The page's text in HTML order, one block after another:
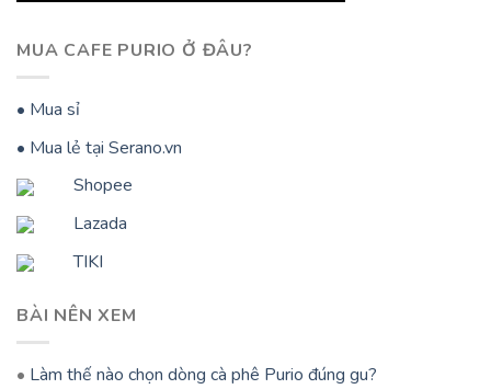
MUA CAFE PURIO Ở ĐÂU?
• Mua sỉ
• Mua lẻ tại Serano.vn
Shopee
Lazada
TIKI
BÀI NÊN XEM
• Làm thế nào chọn dòng cà phê Purio đúng gu?